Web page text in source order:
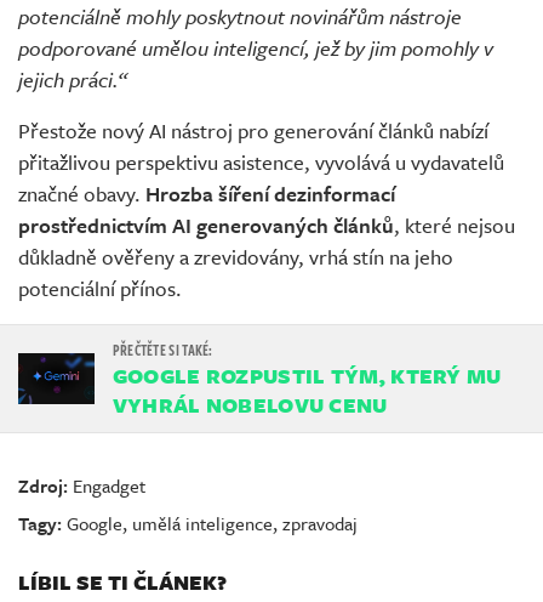
potenciálně mohly poskytnout novinářům nástroje
podporované umělou inteligencí, jež by jim pomohly v
jejich práci.“
Přestože nový AI nástroj pro generování článků nabízí
přitažlivou perspektivu asistence, vyvolává u vydavatelů
značné obavy. Hrozba šíření dezinformací
prostřednictvím AI generovaných článků, které nejsou
důkladně ověřeny a zrevidovány, vrhá stín na jeho
potenciální přínos.
GOOGLE ROZPUSTIL TÝM, KTERÝ MU
VYHRÁL NOBELOVU CENU
Zdroj: Engadget
Tagy:Google, umělá inteligence,zpravodaj
LÍBIL SE TI ČLÁNEK?